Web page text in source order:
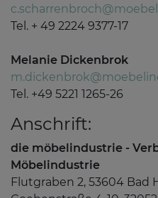
Tel. + 49 2224 9377-17
Melanie Dickenbrok
Tel. +49 5221 1265-26
Anschrift:
die möbelindustrie -
Möbelindustrie
Flutgraben 2, 53604 Bad